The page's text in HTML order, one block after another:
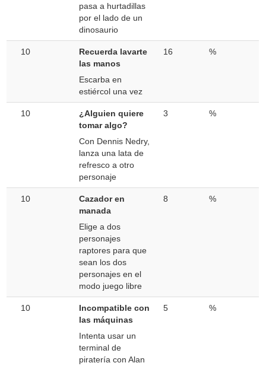
pasa a hurtadillas
por el lado de un
dinosaurio
10
Recuerda lavarte
las manos
Escarba en
estiércol una vez
16 %
10
¿Alguien quiere
tomar algo?
Con Dennis Nedry,
lanza una lata de
refresco a otro
personaje
3 %
10
Cazador en
manada
Elige a dos
personajes
raptores para que
sean los dos
personajes en el
modo juego libre
8 %
10
Incompatible con
las máquinas
Intenta usar un
terminal de
piratería con Alan
5 %